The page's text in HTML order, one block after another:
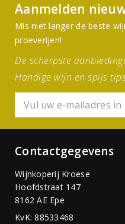
Aanmelden
Mis niet langer de beste
proeverijen!
De scherpste
Handige wijn en spijs
Contactgegevens
Wijnkoperij Kroese
Hoofdstraat 147
8162 AE Epe
KvK: 88533468